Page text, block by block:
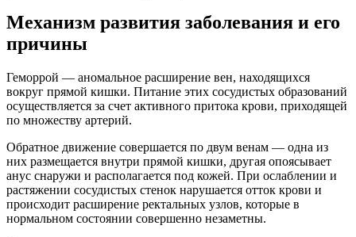
Механизм развития заболевания и его
причины
Геморрой — аномальное расширение вен, находящихся
вокруг прямой кишки. Питание этих сосудистых образований
осуществляется за счет активного притока крови, приходящей
по множеству артерий.
Обратное движение совершается по двум венам — одна из
них размещается внутри прямой кишки, другая опоясывает
анус снаружи и располагается под кожей. При ослаблении и
растяжении сосудистых стенок нарушается отток крови и
происходит расширение ректальных узлов, которые в
нормальном состоянии совершенно незаметны.